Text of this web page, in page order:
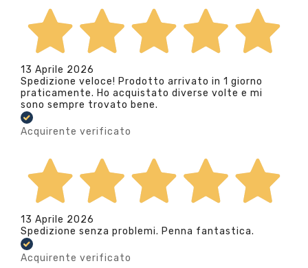
13 Aprile 2026
Spedizione veloce! Prodotto arrivato in 1 giorno
praticamente. Ho acquistato diverse volte e mi
sono sempre trovato bene.
Acquirente verificato
13 Aprile 2026
Spedizione senza problemi. Penna fantastica.
Acquirente verificato